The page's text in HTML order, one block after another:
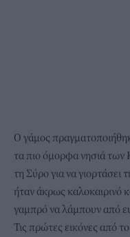
Ο γάμος
τα πιο όμορφα νησιά των
τη Σύρο για να γιορτάσει
ήταν άκρως καλοκαιρινό
γαμπρό να λάμπουν από
Τις πρώτες εικόνες από